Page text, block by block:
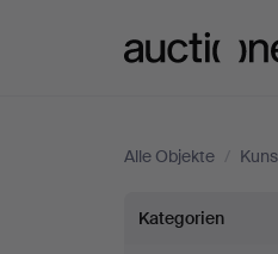
Alle Objekte /
Kategorien